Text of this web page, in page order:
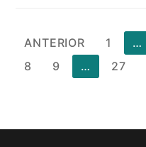
Paginación
de
entradas
ANTERIOR 1 …
8
9 … 27